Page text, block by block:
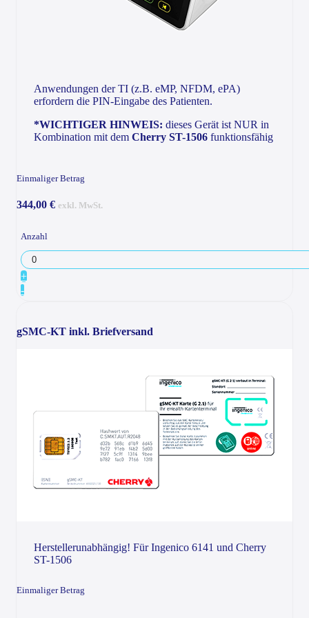
Anwendungen der TI (z.B. eMP, NFDM, ePA)
erfordern die PIN-Eingabe des Patienten.
*WICHTIGER HINWEIS: dieses Gerät ist NUR in
Kombination mit dem Cherry ST-1506 funktionsfähig
Einmaliger Betrag
344,00 € exkl. MwSt.
Anzahl
+
-
gSMC-KT inkl. Briefversand
Herstellerunabhängig! Für Ingenico 6141 und Cherry
ST-1506
Einmaliger Betrag